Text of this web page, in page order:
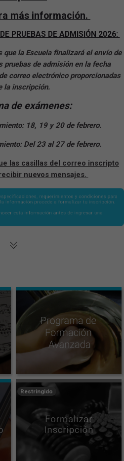
más información.
PRUEBAS DE ADMISIÓN 2026:
que la Escuela finalizará el envío de
pruebas de admisión en la fecha
correo electrónico proporcionadas
la inscripción.
de exámenes:
18, 19 y 20 de febrero.
Del 23 al 27 de febrero.
las casillas del correo inscripto
nuevos mensajes.
Restringido